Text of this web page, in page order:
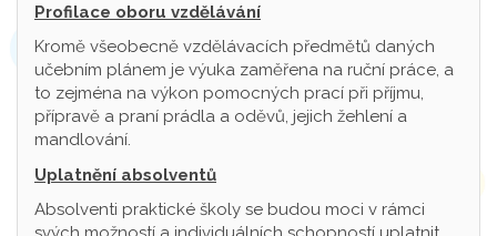
Profilace oboru vzdělávání
Kromě všeobecně vzdělávacích předmětů daných
učebním plánem je výuka zaměřena na ruční práce, a
to zejména na výkon pomocných prací při příjmu,
přípravě a praní prádla a oděvů, jejich žehlení a
mandlování.
Uplatnění absolventů
Absolventi praktické školy se budou moci v rámci